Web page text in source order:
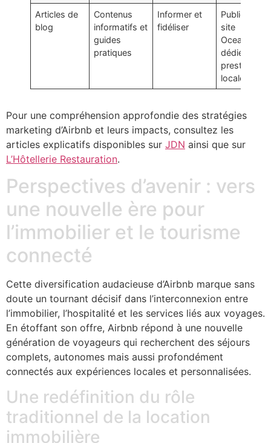
Articles de
blog
Contenus
informatifs et
guides
pratiques
Informer et
fidéliser
Publication
site
dédiée aux
prestations
locales
Pour une compréhension approfondie des stratégies
marketing d’Airbnb et leurs impacts, consultez les
articles explicatifs disponibles sur JDN ainsi que sur
L’Hôtellerie Restauration.
Perspectives d’avenir : vers
une nouvelle ère pour
l’immobilier et le tourisme
connecté
Cette diversification audacieuse d’Airbnb marque sans
doute un tournant décisif dans l’interconnexion entre
l’immobilier, l’hospitalité et les services liés aux voyages.
En étoffant son offre, Airbnb répond à une nouvelle
génération de voyageurs qui recherchent des séjours
complets, autonomes mais aussi profondément
connectés aux expériences locales et personnalisées.
Une redéfinition du rôle
traditionnel de la location
immobilière